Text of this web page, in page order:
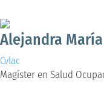
Alejandra
Cvlac
Magíster en Salud